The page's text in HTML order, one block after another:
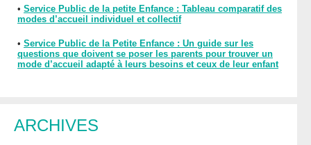
• Service Public de la petite Enfance : Tableau comparatif des
modes d’accueil individuel et collectif
• Service Public de la Petite Enfance : Un guide sur les
questions que doivent se poser les parents pour trouver un
mode d’accueil adapté à leurs besoins et ceux de leur enfant
ARCHIVES